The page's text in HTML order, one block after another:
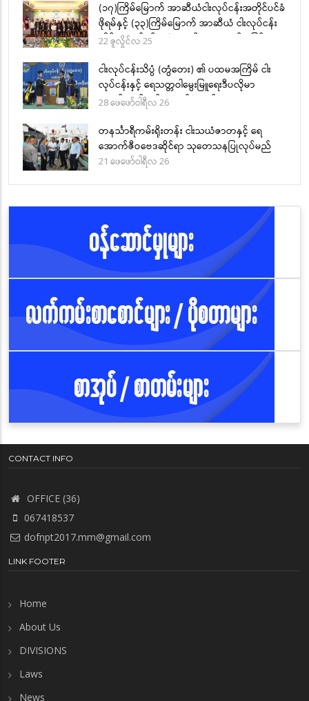
(၁၇)ကြိမ်မြောက် အာဆီယံငါးလုပ်ငန်းအတိုင်ပင်ခံ
ဖိုရမ်နှင့် (၃၃)ကြိမ်မြောက် အာဆီယံ ငါးလုပ်ငန်း
ဆိုင်ရာ လုပ်ငန်းအဖွဲအစည်းအဝေးကျင်းပခြင်း
22 ဇူလှိုင်လ 25
ငါးလုပ်ငန်းသိပ္ပံ (တွံတေး) ၏ ပထမအကြိမ် ငါး
လုပ်ငန်းနှင့် ရေသတ္တဝါမွေးမြူရေးဒီပလိုမာ
အောင်လက်မှတ်ပေးအပ်ပွဲ ကျင်းပ
28 ဖေဖော်ဝါရီလ 26
တနင်္သာရီကမ်းရိုးတန်း ငါးသယံဇာတနှင့် ရေ
အောက်ဇီဝဗေဒဆိုင်ရာ သုတေသနပြုလုပ်မည်
21 ဖေဖော်ဝါရီလ 26
CONTACT INFO
OFFICE (36)
067418537
dofnpt2017.mm@gmail.com
LINK FOOTER
Home
About Us
DIVISIONS
Laws
News